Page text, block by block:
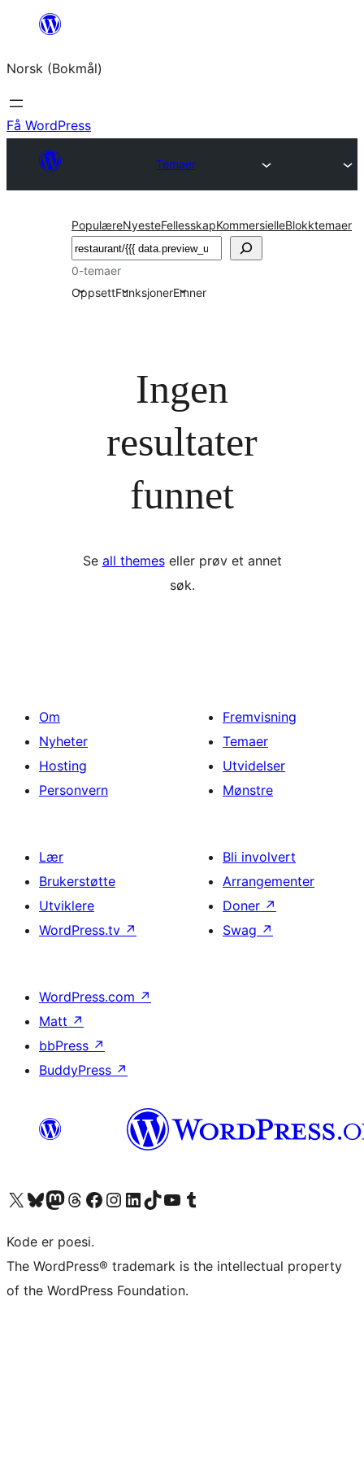
Hopp
innhold
Norsk (Bokmål)
Få WordPress
Temaer
PopulæreNyesteFellesskapKommersielleBlokktemaer
Søk
0-temaer
OppsettFunksjonerEmner
Ingen
resultater
funnet
Se all themeseller prøv et annet
søk.
Om
Nyheter
Hosting
Personvern
Fremvisning
Temaer
Utvidelser
Mønstre
Lær
Brukerstøtte
Utviklere
WordPress.tv ↗
Bli involvert
Arrangementer
Doner ↗
Swag ↗
WordPress.com ↗
Matt ↗
bbPress ↗
BuddyPress ↗
Besøk vår konto på X Visit our Bluesky account
Besøk vår Mastodon-konto
Visit our Threads account
Besøk vår Facebook-sideBesøk vår Instagram-konto
Besøk vår LinkedIn-konto
Visit our TikTok account
Visit our YouTube channel
Visit our Tumblr account
Kode er poesi.
The WordPress® trademark is the intellectual property
of the WordPress Foundation.